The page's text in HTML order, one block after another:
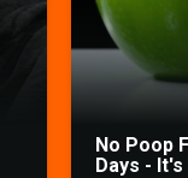
No Poop
Days -